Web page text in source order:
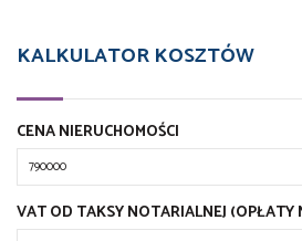
KALKULATOR KOSZTÓW
CENA NIERUCHOMOŚCI
VAT OD TAKSY NOTARIALNEJ (OPŁATY